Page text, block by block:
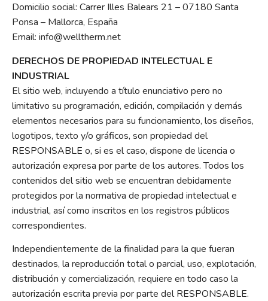
Domicilio social: Carrer Illes Balears 21 – 07180 Santa
Ponsa – Mallorca, España
Email: info@welltherm.net
DERECHOS DE PROPIEDAD INTELECTUAL E
INDUSTRIAL
El sitio web, incluyendo a título enunciativo pero no
limitativo su programación, edición, compilación y demás
elementos necesarios para su funcionamiento, los diseños,
logotipos, texto y/o gráficos, son propiedad del
RESPONSABLE o, si es el caso, dispone de licencia o
autorización expresa por parte de los autores. Todos los
contenidos del sitio web se encuentran debidamente
protegidos por la normativa de propiedad intelectual e
industrial, así como inscritos en los registros públicos
correspondientes.
Independientemente de la finalidad para la que fueran
destinados, la reproducción total o parcial, uso, explotación,
distribución y comercialización, requiere en todo caso la
autorización escrita previa por parte del RESPONSABLE.